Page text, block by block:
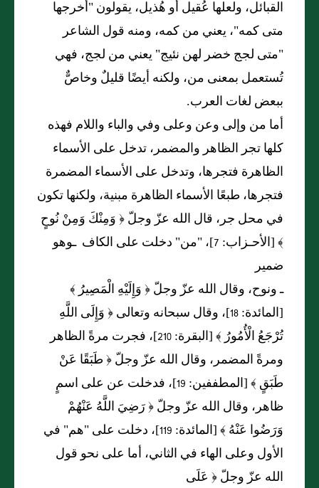
القبائل، ولعلها عُقيل أو هُذيل، يقولون "أخرجها
متى كمه"، يعني من كمه، ومنه قول الشاعر
"متى لجج خضر لهن نئيج" يعني من لجج، فهي
تُستعمل بمعنى من، ولكنه أيضًا قليلٌ وخاصٌّ
ببعض لغات العرب.
أما من وإلى وعن وعلى وفي والباء واللام فهذه
كلها تجر الظاهر والمضمر، تدخل على الأسماء
الظاهرة فتجرها، وتدخل على الأسماء المضمرة
فتجرها، طبعًا الأسماء الظاهرة مبنية، ولكنها تكون
في محل جر، قال الله عزّ وجلّ ﴿ وَمِنْكَ وَمِنْ نُوحٍ
﴾ [الأحـزاب: 7]، "من" دخلت على الكاف ـوهو
ضمير
ـ ونوح، وقال الله عزّ وجلّ ﴿ وَإِلَيْهِ الْمَصِيرُ ﴾
[المائدة: 18]، وقال سبحانه وتعالى ﴿ وَإِلَى اللَّهِ
تُرْجَعُ الْأُمُورُ ﴾ [البقرة: 210]، فجرت مرةً الظاهر
ومرةً المضمر، وقال الله عزّ وجلّ ﴿ طَبَقًا عَنْ
طَبَقٍ ﴾ [المطففين: 19]، فدخلت عن على اسمٍ
ظاهر، وقال الله عزّ وجلّ ﴿ رَضِيَ اللَّهُ عَنْهُمْ
وَرَضُوا عَنْهُ ﴾ [المائدة: 119]، دخلت على "هم" في
الأول وعلى الهاء في الثاني، أما على نحو قول
الله عزّ وجلّ ﴿ عَلَى